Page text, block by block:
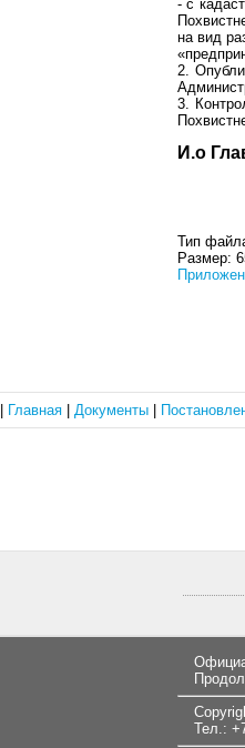
- с
на вид
2.
3.
И.о
Тип
Размер:
Главная Документы
Тел.: